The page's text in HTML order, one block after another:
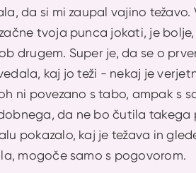
da si mi zaupal vajino
tvoja punca jokati, je
drugem. Super je, da se o
kaj jo teži - nekaj je
ni povezano s tabo, ampak s
da ne bo čutila takega
pokazalo, kaj je težava in
mogoče samo s pogovorom.